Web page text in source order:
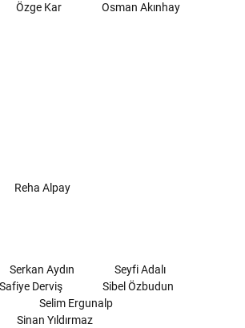
Özge Kar
Osman Akınhay
Reha Alpay
Serkan Aydın
Seyfi Adalı
Safiye Derviş
Sibel Özbudun
Selim Ergunalp
Sinan Yıldırmaz